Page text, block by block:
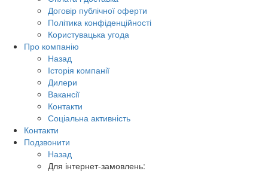
Договір публічної оферти
Політика конфіденційності
Користувацька угода
Про компанію
Назад
Історія компанії
Дилери
Вакансії
Контакти
Соціальна активність
Контакти
Подзвонити
Назад
Для інтернет-замовлень: